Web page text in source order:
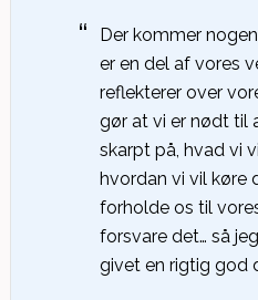
Der kommer
er en del af vores
reflekterer over
gør at vi er nødt til
skarpt på, hvad vi
hvordan vi vil køre
forholde os til
forsvare det… så
givet en rigtig god